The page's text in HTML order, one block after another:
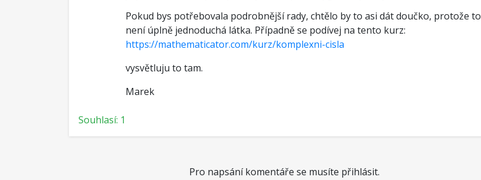
Pokud bys potřebovala podrobnější rady, chtělo by to asi dát doučko, protože to
není úplně jednoduchá látka. Případně se podívej na tento kurz:
https://mathematicator.com/kurz/komplexni-cisla
vysvětluju to tam.
Marek
Souhlasí: 1
Pro napsání komentáře se musíte přihlásit.